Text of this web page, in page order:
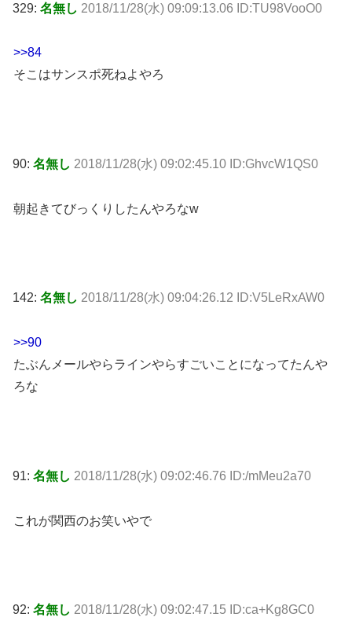
329: 名無し 2018/11/28(水) 09:09:13.06 ID:TU98VooO0
>>84
そこはサンスポ死ねよやろ
90: 名無し 2018/11/28(水) 09:02:45.10 ID:GhvcW1QS0
朝起きてびっくりしたんやろなw
142: 名無し 2018/11/28(水) 09:04:26.12 ID:V5LeRxAW0
>>90
たぶんメールやらラインやらすごいことになってたんや
ろな
91: 名無し 2018/11/28(水) 09:02:46.76 ID:/mMeu2a70
これが関西のお笑いやで
92: 名無し 2018/11/28(水) 09:02:47.15 ID:ca+Kg8GC0